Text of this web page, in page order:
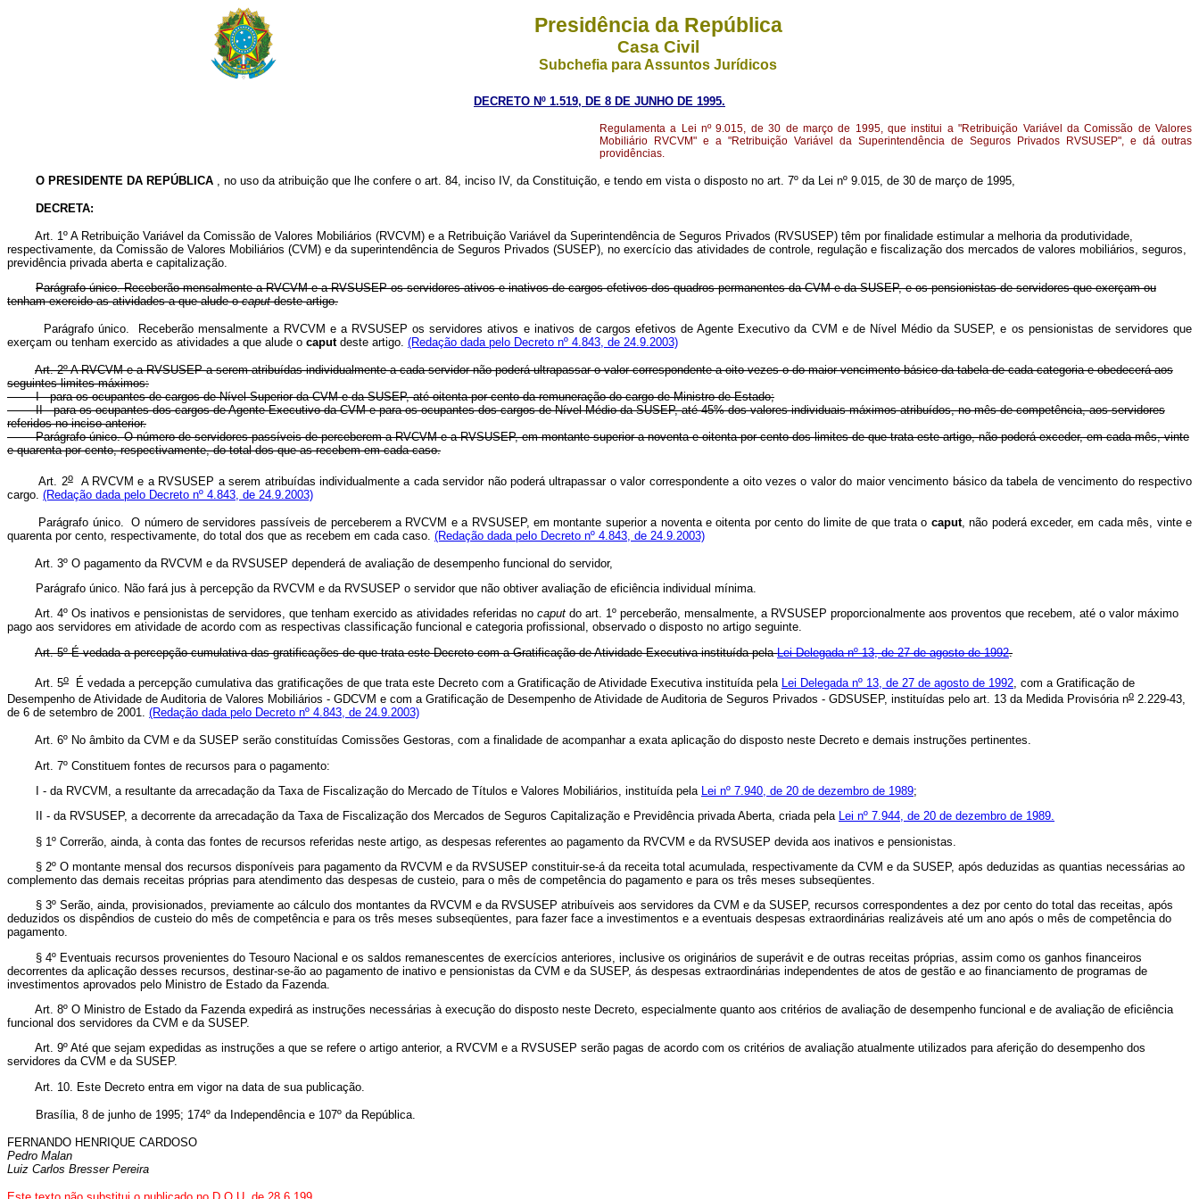
Presidência da República
Casa Civil
Subchefia para Assuntos Jurídicos
DECRETO Nº 1.519, DE 8 DE JUNHO DE 1995.
Regulamenta a Lei nº 9.015, de 30 de março de 1995, que institui a "Retribuição Variável da Comissão de Valores
Mobiliário RVCVM" e a "Retribuição Variável da Superintendência de Seguros Privados RVSUSEP", e dá outras
providências.
O PRESIDENTE DA REPÚBLICA , no uso da atribuição que lhe confere o art. 84, inciso IV, da Constituição, e tendo em vista o disposto no art. 7º da Lei nº 9.015, de 30 de março de 1995,
DECRETA:
Art. 1º A Retribuição Variável da Comissão de Valores Mobiliários (RVCVM) e a Retribuição Variável da Superintendência de Seguros Privados (RVSUSEP) têm por finalidade estimular a melhoria da produtividade,
respectivamente, da Comissão de Valores Mobiliários (CVM) e da superintendência de Seguros Privados (SUSEP), no exercício das atividades de controle, regulação e fiscalização dos mercados de valores mobiliários, seguros,
previdência privada aberta e capitalização.
Parágrafo único. Receberão mensalmente a RVCVM e a RVSUSEP os servidores ativos e inativos de cargos efetivos dos quadros permanentes da CVM e da SUSEP, e os pensionistas de servidores que exerçam ou
tenham exercido as atividades a que alude ocaputdeste artigo.
Parágrafo único. Receberão mensalmente a RVCVM e a RVSUSEP os servidores ativos e inativos de cargos efetivos de Agente Executivo da CVM e de Nível Médio da SUSEP, e os pensionistas de servidores que
exerçam ou tenham exercido as atividades a que alude o caputdeste artigo. (Redação dada pelo Decreto nº 4.843, de 24.9.2003)
Art. 2º A RVCVM e a RVSUSEP a serem atribuídas individualmente a cada servidor não poderá ultrapassar o valor correspondente a oito vezes o do maior vencimento básico da tabela de cada categoria e obedecerá aos
seguintes limites máximos:
I - para os ocupantes de cargos de Nível Superior da CVM e da SUSEP, até oitenta por cento da remuneração do cargo de Ministro de Estado;
II - para os ocupantes dos cargos de Agente Executivo da CVM e para os ocupantes dos cargos de Nível Médio da SUSEP, até 45% dos valores individuais máximos atribuídos, no mês de competência, aos servidores
referidos no inciso anterior.
Parágrafo único. O número de servidores passíveis de perceberem a RVCVM e a RVSUSEP, em montante superior a noventa e oitenta por cento dos limites de que trata este artigo, não poderá exceder, em cada mês, vinte
e quarenta por cento, respectivamente, do total dos que as recebem em cada caso.
Art. 2oA RVCVM e a RVSUSEP a serem atribuídas individualmente a cada servidor não poderá ultrapassar o valor correspondente a oito vezes o valor do maior vencimento básico da tabela de vencimento do respectivo
cargo. (Redação dada pelo Decreto nº 4.843, de 24.9.2003)
Parágrafo único. O número de servidores passíveis de perceberem a RVCVM e a RVSUSEP, em montante superior a noventa e oitenta por cento do limite de que trata o caput, não poderá exceder, em cada mês, vinte e
quarenta por cento, respectivamente, do total dos que as recebem em cada caso. (Redação dada pelo Decreto nº 4.843, de 24.9.2003)
Art. 3º O pagamento da RVCVM e da RVSUSEP dependerá de avaliação de desempenho funcional do servidor,
Parágrafo único. Não fará jus à percepção da RVCVM e da RVSUSEP o servidor que não obtiver avaliação de eficiência individual mínima.
Art. 4º Os inativos e pensionistas de servidores, que tenham exercido as atividades referidas no caput do art. 1º perceberão, mensalmente, a RVSUSEP proporcionalmente aos proventos que recebem, até o valor máximo
pago aos servidores em atividade de acordo com as respectivas classificação funcional e categoria profissional, observado o disposto no artigo seguinte.
Art. 5º É vedada a percepção cumulativa das gratificações de que trata este Decreto com a Gratificação de Atividade Executiva instituída pelaLei Delegada nº 13, de 27 de agosto de 1992.
Art. 5o É vedada a percepção cumulativa das gratificações de que trata este Decreto com a Gratificação de Atividade Executiva instituída pela Lei Delegada nº 13, de 27 de agosto de 1992, com a Gratificação de
Desempenho de Atividade de Auditoria de Valores Mobiliários - GDCVM e com a Gratificação de Desempenho de Atividade de Auditoria de Seguros Privados - GDSUSEP, instituídas pelo art. 13 da Medida Provisória no 2.229-43,
de 6 de setembro de 2001. (Redação dada pelo Decreto nº 4.843, de 24.9.2003)
Art. 6º No âmbito da CVM e da SUSEP serão constituídas Comissões Gestoras, com a finalidade de acompanhar a exata aplicação do disposto neste Decreto e demais instruções pertinentes.
Art. 7º Constituem fontes de recursos para o pagamento:
I - da RVCVM, a resultante da arrecadação da Taxa de Fiscalização do Mercado de Títulos e Valores Mobiliários, instituída pela Lei nº 7.940, de 20 de dezembro de 1989;
II - da RVSUSEP, a decorrente da arrecadação da Taxa de Fiscalização dos Mercados de Seguros Capitalização e Previdência privada Aberta, criada pela Lei nº 7.944, de 20 de dezembro de 1989.
§ 1º Correrão, ainda, à conta das fontes de recursos referidas neste artigo, as despesas referentes ao pagamento da RVCVM e da RVSUSEP devida aos inativos e pensionistas.
§ 2º O montante mensal dos recursos disponíveis para pagamento da RVCVM e da RVSUSEP constituir-se-á da receita total acumulada, respectivamente da CVM e da SUSEP, após deduzidas as quantias necessárias ao
complemento das demais receitas próprias para atendimento das despesas de custeio, para o mês de competência do pagamento e para os três meses subseqüentes.
§ 3º Serão, ainda, provisionados, previamente ao cálculo dos montantes da RVCVM e da RVSUSEP atribuíveis aos servidores da CVM e da SUSEP, recursos correspondentes a dez por cento do total das receitas, após
deduzidos os dispêndios de custeio do mês de competência e para os três meses subseqüentes, para fazer face a investimentos e a eventuais despesas extraordinárias realizáveis até um ano após o mês de competência do
pagamento.
§ 4º Eventuais recursos provenientes do Tesouro Nacional e os saldos remanescentes de exercícios anteriores, inclusive os originários de superávit e de outras receitas próprias, assim como os ganhos financeiros
decorrentes da aplicação desses recursos, destinar-se-ão ao pagamento de inativo e pensionistas da CVM e da SUSEP, ás despesas extraordinárias independentes de atos de gestão e ao financiamento de programas de
investimentos aprovados pelo Ministro de Estado da Fazenda.
Art. 8º O Ministro de Estado da Fazenda expedirá as instruções necessárias à execução do disposto neste Decreto, especialmente quanto aos critérios de avaliação de desempenho funcional e de avaliação de eficiência
funcional dos servidores da CVM e da SUSEP.
Art. 9º Até que sejam expedidas as instruções a que se refere o artigo anterior, a RVCVM e a RVSUSEP serão pagas de acordo com os critérios de avaliação atualmente utilizados para aferição do desempenho dos
servidores da CVM e da SUSEP.
Art. 10. Este Decreto entra em vigor na data de sua publicação.
Brasília, 8 de junho de 1995; 174º da Independência e 107º da República.
FERNANDO HENRIQUE CARDOSO
Pedro Malan
Luiz Carlos Bresser Pereira